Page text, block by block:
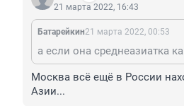
21 марта 2022, 16:43
Батарейкин21 марта 2022, 00:53
Москва всё ещё в России
Азии...